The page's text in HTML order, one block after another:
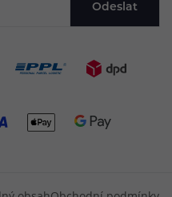
Odeslat